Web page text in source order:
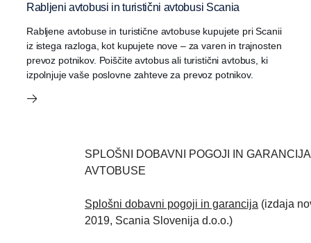
Rabljeni avtobusi in turistični avtobusi Scania
Rabljene avtobuse in turistične avtobuse kupujete pri Scanii
iz istega razloga, kot kupujete nove – za varen in trajnosten
prevoz potnikov. Poiščite avtobus ali turistični avtobus, ki
izpolnjuje vaše poslovne zahteve za prevoz potnikov.
SPLOŠNI DOBAVNI POGOJI IN
AVTOBUSE
Splošni dobavni pogoji in garancija (izdaja
2019, Scania Slovenija d.o.o.)